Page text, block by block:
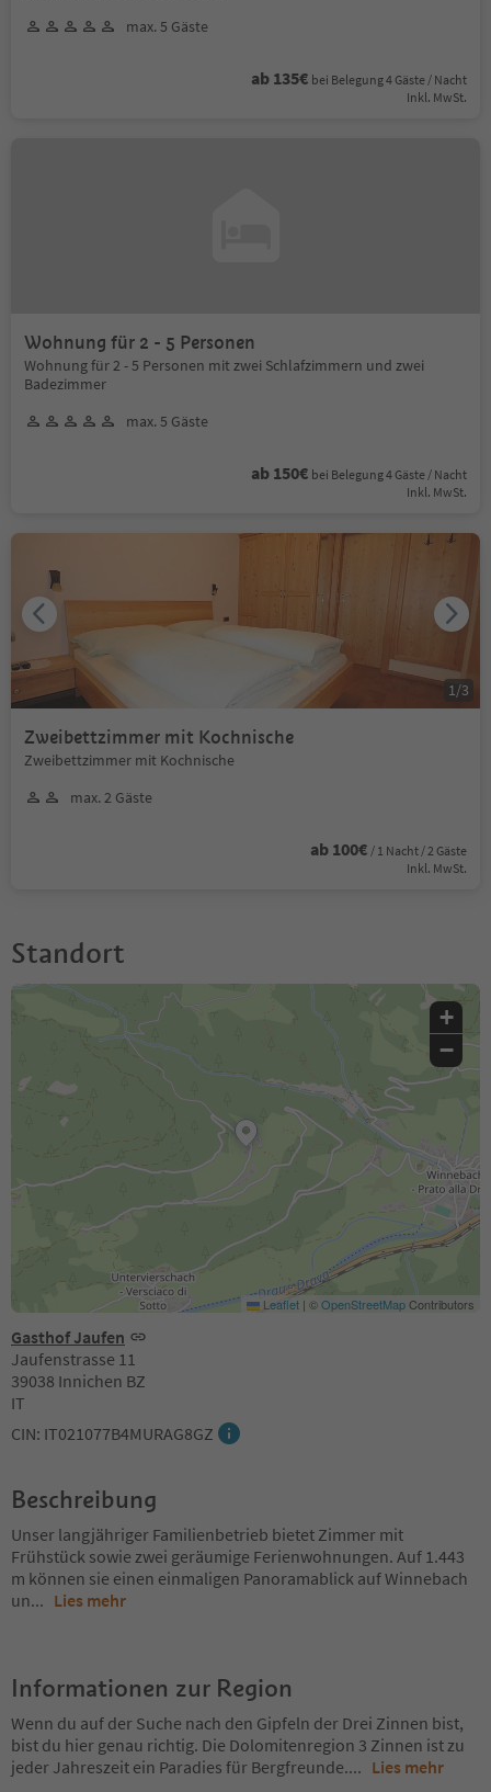
max. 5 Gäste
ab 135€ bei Belegung 4 Gäste / Nacht
Inkl. MwSt.
Wohnung für 2 - 5 Personen
Wohnung für 2 - 5 Personen mit zwei Schlafzimmern und zwei
Badezimmer
max. 5 Gäste
ab 150€ bei Belegung 4 Gäste / Nacht
Inkl. MwSt.
Zweibettzimmer mit Kochnische
Zweibettzimmer mit Kochnische
max. 2 Gäste
ab 100€ / 1 Nacht / 2 Gäste
Inkl. MwSt.
1 /3
Standort
Gasthof Jaufen
Jaufenstrasse 11
39038 Innichen BZ
IT
CIN: IT021077B4MURAG8GZ
+
−
Leaflet | ©OpenStreetMapContributors
Beschreibung
Unser langjähriger Familienbetrieb bietet Zimmer mit
Frühstück sowie zwei geräumige Ferienwohnungen. Auf 1.443
m können sie einen einmaligen Panoramablick auf Winnebach
un... Lies mehr
Informationen zur Region
Wenn du auf der Suche nach den Gipfeln der Drei Zinnen bist,
bist du hier genau richtig. Die Dolomitenregion 3 Zinnen ist zu
jeder Jahreszeit ein Paradies für Bergfreunde.... Lies mehr